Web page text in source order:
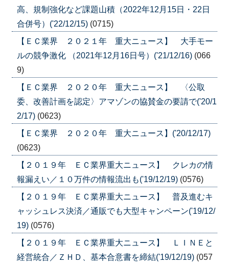
高、規制強化など課題山積（2022年12月15日・22日
合併号）('22/12/15) (0715)
【ＥＣ業界 ２０２１年 重大ニュース】 大手モー
ルの競争激化 （2021年12月16日号）('21/12/16) (066
9)
【ＥＣ業界 ２０２０年 重大ニュース】 〈公取
委、改善計画を認定〉アマゾンの協賛金の要請で('20/1
2/17) (0623)
【ＥＣ業界 ２０２０年 重大ニュース】('20/12/17)
(0623)
【２０１９年 ＥＣ業界重大ニュース】 クレカの情
報漏えい／１０万件の情報流出も('19/12/19) (0576)
【２０１９年 ＥＣ業界重大ニュース】 普及進むキ
ャッシュレス決済／通販でも大型キャンペーン('19/12/
19) (0576)
【２０１９年 ＥＣ業界重大ニュース】 ＬＩＮＥと
経営統合／ＺＨＤ、基本合意書を締結('19/12/19) (057